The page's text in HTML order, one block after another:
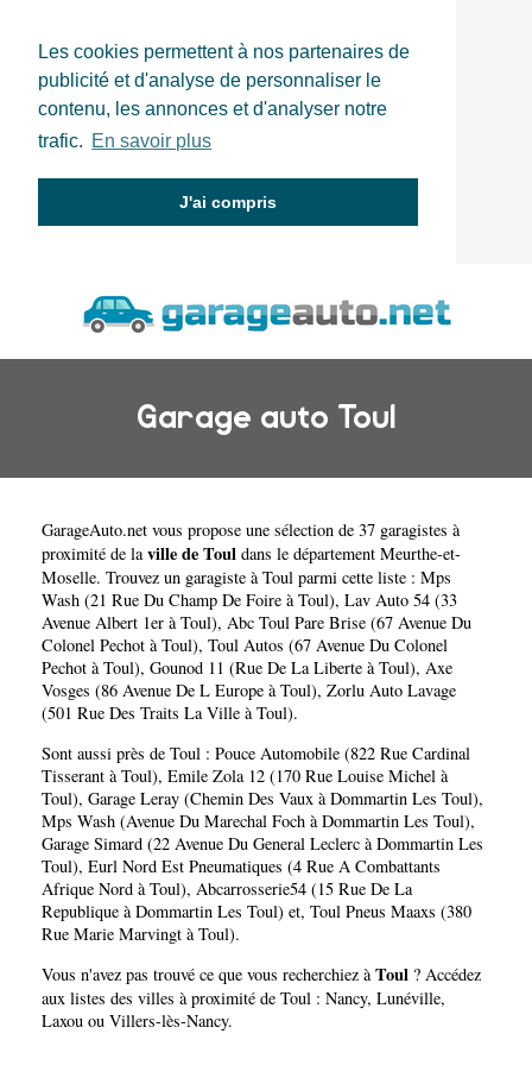
Les cookies permettent à nos partenaires de
publicité et d'analyse de personnaliser le
contenu, les annonces et d'analyser notre
trafic. En savoir plus
J'ai compris
Garage auto Toul
GarageAuto.net vous propose une sélection de 37 garagistes à
proximité de laville de Toul dans le département Meurthe-et-
Moselle. Trouvez un garagiste à Toul parmi cette liste : Mps
Wash (21 Rue Du Champ De Foire à Toul), Lav Auto 54 (33
Avenue Albert 1er à Toul), Abc Toul Pare Brise (67 Avenue Du
Colonel Pechot à Toul), Toul Autos (67 Avenue Du Colonel
Pechot à Toul), Gounod 11 (Rue De La Liberte à Toul), Axe
Vosges (86 Avenue De L Europe à Toul), Zorlu Auto Lavage
(501 Rue Des Traits La Ville à Toul).
Sont aussi près de Toul : Pouce Automobile (822 Rue Cardinal
Tisserant à Toul), Emile Zola 12 (170 Rue Louise Michel à
Toul), Garage Leray (Chemin Des Vaux à Dommartin Les Toul),
Mps Wash (Avenue Du Marechal Foch à Dommartin Les Toul),
Garage Simard (22 Avenue Du General Leclerc à Dommartin Les
Toul), Eurl Nord Est Pneumatiques (4 Rue A Combattants
Afrique Nord à Toul), Abcarrosserie54 (15 Rue De La
Republique à Dommartin Les Toul) et, Toul Pneus Maaxs (380
Rue Marie Marvingt à Toul).
Vous n'avez pas trouvé ce que vous recherchiez àToul ? Accédez
aux listes des villes à proximité de Toul : Nancy, Lunéville,
Laxou ou Villers-lès-Nancy.